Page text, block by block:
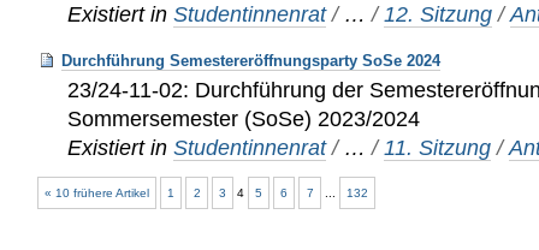
Existiert in Studentinnenrat / …/ 12. Sitzung /
Durchführung Semestereröffnungsparty SoSe 2024
23/24-11-02: Durchführung der
Sommersemester (SoSe) 2023/2024
Existiert in Studentinnenrat / …/ 11. Sitzung /
« 10 frühere Artikel 1 2 3 4 5 6 7 132